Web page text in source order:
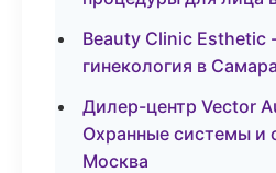
Beauty Clinic Esthetic
гинекология в Самара
Дилер-центр Vector
Охранные системы и
Москва